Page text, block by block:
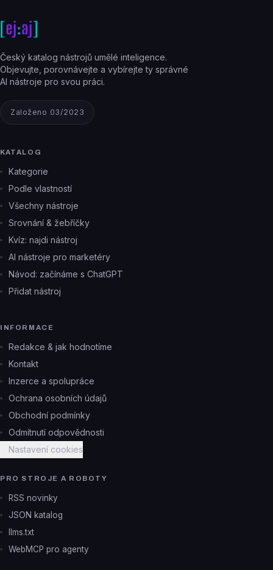
Český katalog nástrojů umělé inteligence.
Objevujte, porovnávejte a vybírejte ty správné
AI nástroje pro svou práci.
Založeno 03/2023
KATALOG
Kategorie
Podle vlastností
Všechny nástroje
Srovnání & žebříčky
Kvíz: najdi nástroj
AI nástroje pro marketéry
Návod: začínáme s ChatGPT
Přidat nástroj
INFORMACE
Redakce & jak hodnotíme
Kontakt
Inzerce a spolupráce
Ochrana osobních údajů
Obchodní podmínky
Odmítnutí odpovědnosti
Nastavení cookies
PRO STROJE A ROBOTY
RSS novinky
JSON katalog
llms.txt
WebMCP pro agenty